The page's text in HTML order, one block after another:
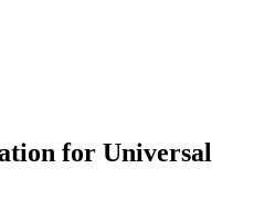
for Universal